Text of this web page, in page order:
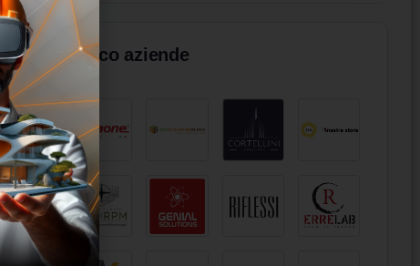
Elenco aziende